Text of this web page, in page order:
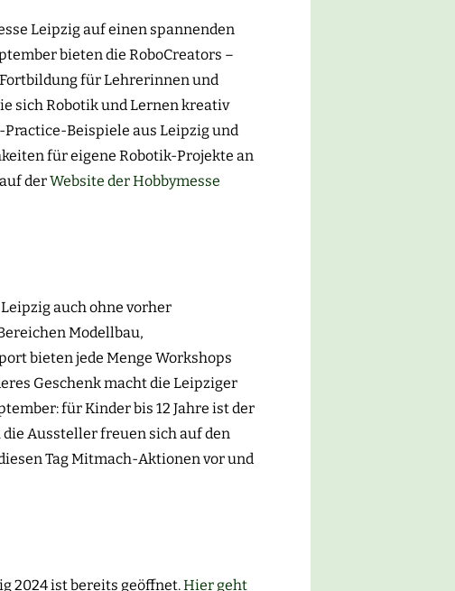
Leipzig auf einen spannenden
bieten die RoboCreators –
für Lehrerinnen und
sich Robotik und Lernen kreativ
Beispiele aus Leipzig und
für eigene Robotik-Projekte an
derWebsite der Hobbymesse
auch ohne vorher
Modellbau,
bieten jede Menge Workshops
Geschenk macht die Leipziger
für Kinder bis 12 Jahre ist der
Aussteller freuen sich auf den
Tag Mitmach-Aktionen vor und
2024 ist bereits geöffnet.Hier geht